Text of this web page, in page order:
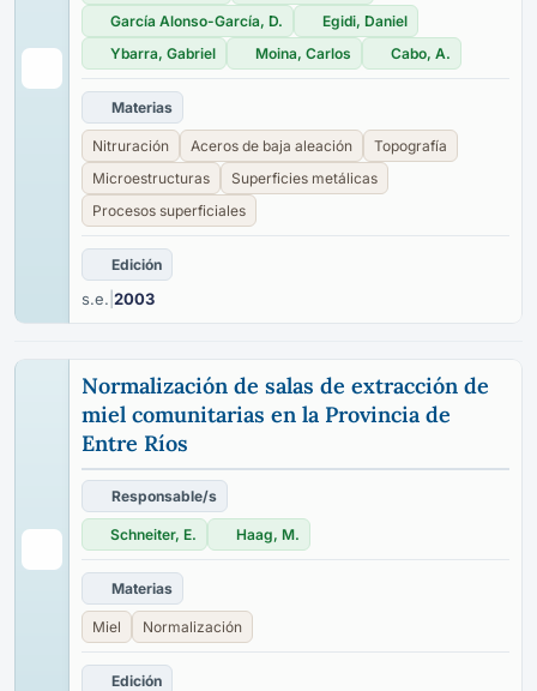
García Alonso-García, D.
Egidi, Daniel
Ybarra, Gabriel
Moina, Carlos Cabo, A.
Materias
Nitruración Aceros de baja aleación
Topografía
Microestructuras
Superficies metálicas
Procesos superficiales
Edición
s.e. 2003
Normalización de salas de extracción de
miel comunitarias en la Provincia de
Entre Ríos
Responsable/s
Schneiter, E. Haag, M.
Materias
Miel Normalización
Edición